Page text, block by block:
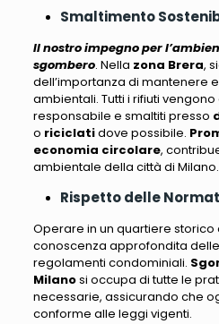
Smaltimento
Il nostro impegno per
sgombero. Nella zona Brera,
dell’importanza di mantenere
ambientali. Tutti i rifiuti
responsabile e smaltiti presso
o riciclatidove possibile.
economia circolare,
ambientale della città di Milano.
Rispetto delle
Operare in un quartiere storico
conoscenza approfondita delle
regolamenti condominiali.
Milanosi occupa di tutte le
necessarie, assicurando che
conforme alle leggi vigenti.